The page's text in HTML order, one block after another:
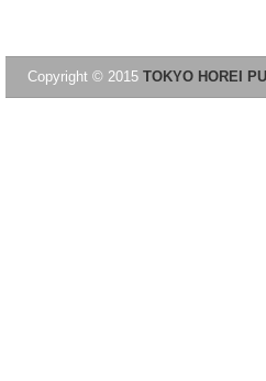
Copyright © 2015 TOKYO HOREI